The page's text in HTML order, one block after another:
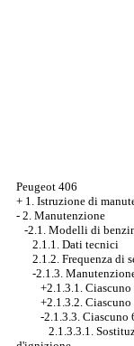
Peugeot 406
+ 1. Istruzione di
- 2. Manutenzione
-2.1. Modelli di
2.1.1. Dati tecnici
2.1.2. Frequenza di
-2.1.3.
+2.1.3.1.
+2.1.3.2.
-2.1.3.3.
2.1.3.3.1.